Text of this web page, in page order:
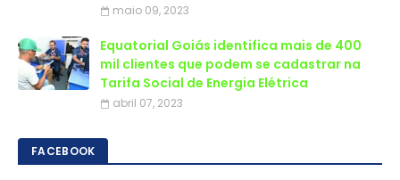
maio 09, 2023
Equatorial Goiás identifica mais de 400
mil clientes que podem se cadastrar na
Tarifa Social de Energia Elétrica
abril 07, 2023
FACEBOOK